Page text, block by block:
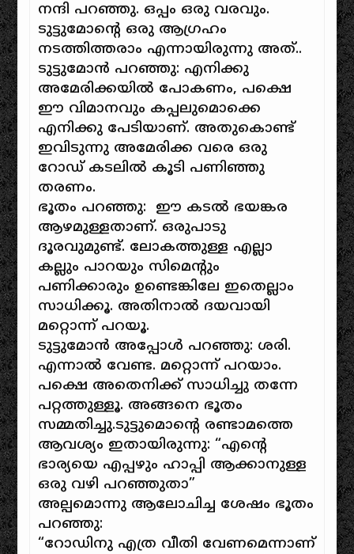
നന്ദി പറഞ്ഞു. ഒപ്പം ഒരു വരവും.
ടുട്ടുമോന്റെ ഒരു ആഗ്രഹം
നടത്തിത്തരാം എന്നായിരുന്നു അത്..
ടുട്ടുമോന്‍ പറഞ്ഞു: എനിക്കു
അമേരിക്കയില്‍ പോകണം, പക്ഷെ
ഈ വിമാനവും കപ്പലുമൊക്കെ
എനിക്കു പേടിയാണ്. അതുകൊണ്ട്
ഇവിടുന്നു അമേരിക്ക വരെ ഒരു
റോഡ് കടലിൽ കൂടി പണിഞ്ഞു
തരണം.
ഭൂതം പറഞ്ഞു: ഈ കടല്‍ ഭയങ്കര
ആഴമുള്ളതാണ്. ഒരുപാടു
ദൂരവുമുണ്ട്. ലോകത്തുള്ള എല്ലാ
കല്ലും പാറയും സിമെന്റും
പണിക്കാരും ഉണ്ടെങ്കിലേ ഇതെല്ലാം
സാധിക്കൂ. അതിനാല്‍ ദയവായി
മറ്റൊന്ന് പറയൂ.
ടുട്ടുമോന്‍ അപ്പോള്‍ പറഞ്ഞു: ശരി.
എന്നാല്‍ വേണ്ട. മറ്റൊന്ന് പറയാം.
പക്ഷെ അതെനിക്ക് സാധിച്ചു തന്നേ
പറ്റത്തുള്ളൂ. അങ്ങനെ ഭൂതം
സമ്മതിച്ചു.ടുട്ടുമൊന്റെ രണ്ടാമത്തെ
ആവശ്യം ഇതായിരുന്നു: “എന്റെ
ഭാര്യയെ എപ്പഴും ഹാപ്പി ആക്കാനുള്ള
ഒരു വഴി പറഞ്ഞുതാ”
അല്പമൊന്നു ആലോചിച്ച ശേഷം ഭൂതം
പറഞ്ഞു:
“റോഡിനു എത്ര വീതി വേണമെന്നാണ്